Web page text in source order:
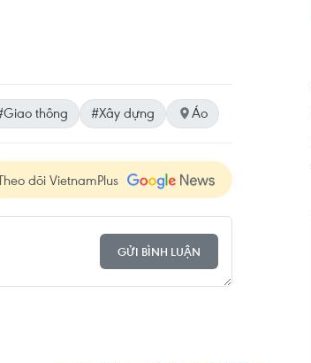
thông #Xây dựng Áo
dõi VietnamPlus
GỬI BÌNH LUẬN